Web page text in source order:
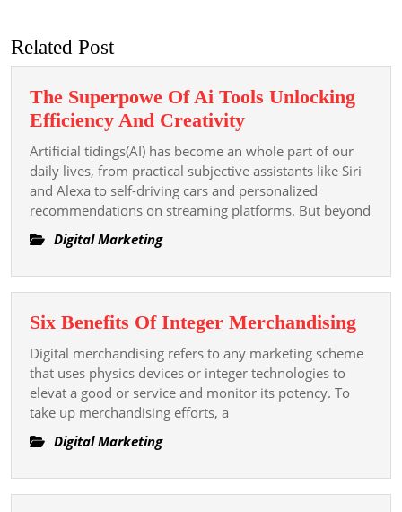
Related Post
The Superpowe Of Ai Tools Unlocking
Efficiency And CreativityThe
Superpowe
Of
Ai
Tools
And
Artificial tidings(AI) has become an whole part of our
daily lives, from practical subjective assistants like Siri
and Alexa to self-driving cars and personalized
recommendations on streaming platforms. But beyond
Digital Marketing
Six Benefits Of Integer MerchandisingSix
Digital merchandising refers to any marketing scheme
that uses physics devices or integer technologies to
elevat a good or service and monitor its potency. To
take up merchandising efforts, a
Digital Marketing